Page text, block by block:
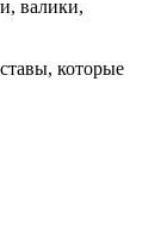
валики,
которые